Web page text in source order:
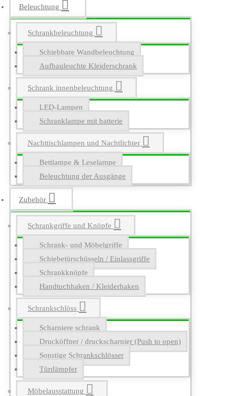
Beleuchtung
Schrankbeleuchtung
Schiebbare Wandbeleuchtung
Aufbauleuchte Kleiderschrank
Schrank innenbeleuchtung
LED-Lampen
Schranklampe mit batterie
Nachttischlampen und Nachtlichter
Bettlampe & Leselampe
Beleuchtung der Ausgänge
Zubehör
Schrankgriffe und Knöpfe
Schrank- und Möbelgriffe
Schiebetürschüsseln / Einlassgriffe
Schrankknöpfe
Handtuchhaken / Kleiderhaken
Schrankschlöss
Scharniere schrank
Drucköffner / druckscharnier (Push to open)
Sonstige Schrankschlösser
Türdämpfer
Möbelausstattung